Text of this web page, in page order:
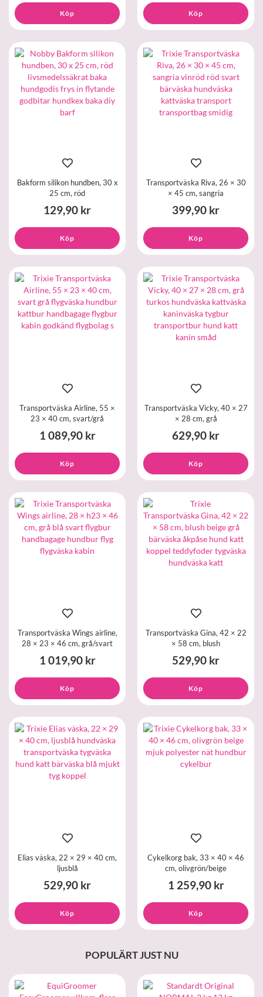
Köp Köp
Bakform silikon hundben, 30 x
25 cm, röd
129,90 kr
Köp
Transportväska Riva, 26 × 30
× 45 cm, sangria
399,90 kr
Köp
Transportväska Airline, 55 ×
23 × 40 cm, svart/grå
1 089,90 kr
Köp
Transportväska Vicky, 40 × 27
× 28 cm, grå
629,90 kr
Köp
Transportväska Wings airline,
28 × 23 × 46 cm, grå/svart
1 019,90 kr
Köp
Transportväska Gina, 42 × 22
× 58 cm, blush
529,90 kr
Köp
Elias väska, 22 × 29 × 40 cm,
ljusblå
529,90 kr
Köp
Cykelkorg bak, 33 × 40 × 46
cm, olivgrön/beige
1 259,90 kr
Köp
POPULÄRT JUST NU